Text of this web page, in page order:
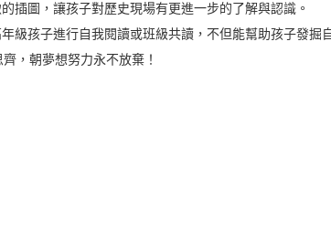
插圖，讓孩子對歷史現場有更進一步的了解與認識。
級孩子進行自我閱讀或班級共讀，不但能幫助孩子發掘
，朝夢想努力永不放棄！